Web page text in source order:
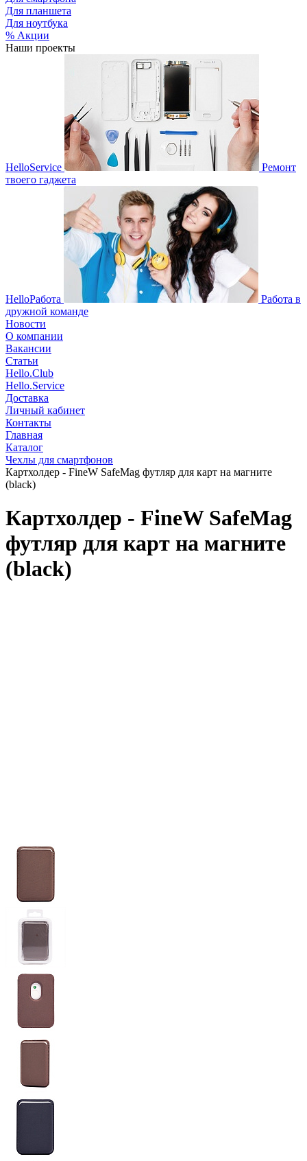
Для планшета
Для ноутбука
% Акции
Наши проекты
HelloService
Ремонт
твоего гаджета
HelloРабота
Работа в
дружной команде
Новости
О компании
Вакансии
Статьи
Hello.Club
Hello.Service
Доставка
Личный кабинет
Контакты
Главная
Каталог
Чехлы для смартфонов
Картхолдер - FineW SafeMag футляр для карт на магните
(black)
Картхолдер - FineW SafeMag
футляр для карт на магните
(black)